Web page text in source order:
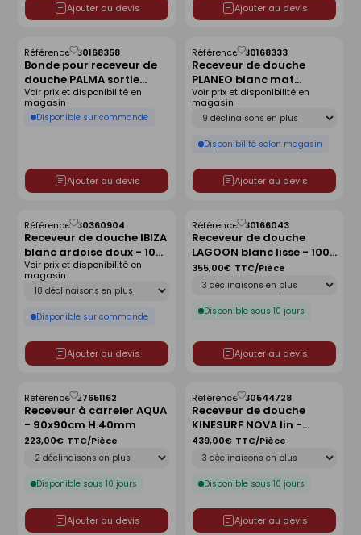
Ajouter au devis Ajouter au devis
Bonde pour receveur de
douche PALMA sortie
horizontale sans capot
Référence :30168358
Disponible sur commande
Voir prix et disponibilité en
magasin
Ajouter au devis
Enregistrer
comme
liste
Receveur de douche
PLANEO blanc mat
antidérapant - 140 x 90
cm
Référence :30168333
Déclinaison
Disponibilité selon magasin
Voir prix et disponibilité en
magasin
Ajouter au devis
Enregistrer
comme
liste
Receveur de douche IBIZA
blanc ardoise doux - 100
x 100 cm
Référence :30360904
Déclinaison
Disponible sur commande
Voir prix et disponibilité en
magasin
Ajouter au devis
Enregistrer
comme
liste
Receveur de douche
LAGOON blanc lisse - 100
x 80 cm
Référence :30166043
Disponible sous 10 jours
355,00€ TTC/Pièce
Ajouter au devis
Enregistrer
comme
liste
Receveur à carreler AQUA
- 90x90cm H.40mm
Référence :27651162
Disponible sous 10 jours
223,00€ TTC/Pièce
Ajouter au devis
Enregistrer
comme
liste
Receveur de douche
KINESURF NOVA lin -
120x90 cm
Référence :30544728
Disponible sous 10 jours
439,00€ TTC/Pièce
Ajouter au devis
Enregistrer
comme
liste